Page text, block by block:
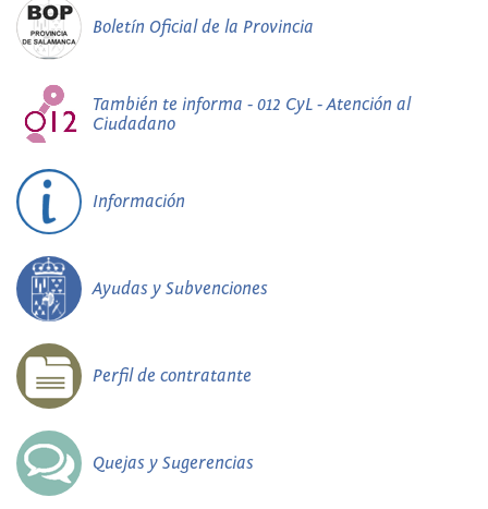
Boletín Oficial de la Provincia
También te informa - 012 CyL - Atención al
Ciudadano
Información
Ayudas y Subvenciones
Perfil de contratante
Quejas y Sugerencias